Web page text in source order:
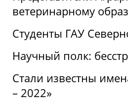
ветеринарному
Студенты ГАУ
Научный полк:
Стали известны
– 2022»